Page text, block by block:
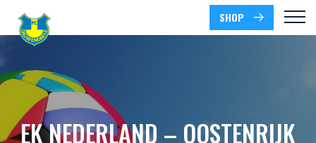
SHOP
EK NEDERLAND – OOSTENRIJK